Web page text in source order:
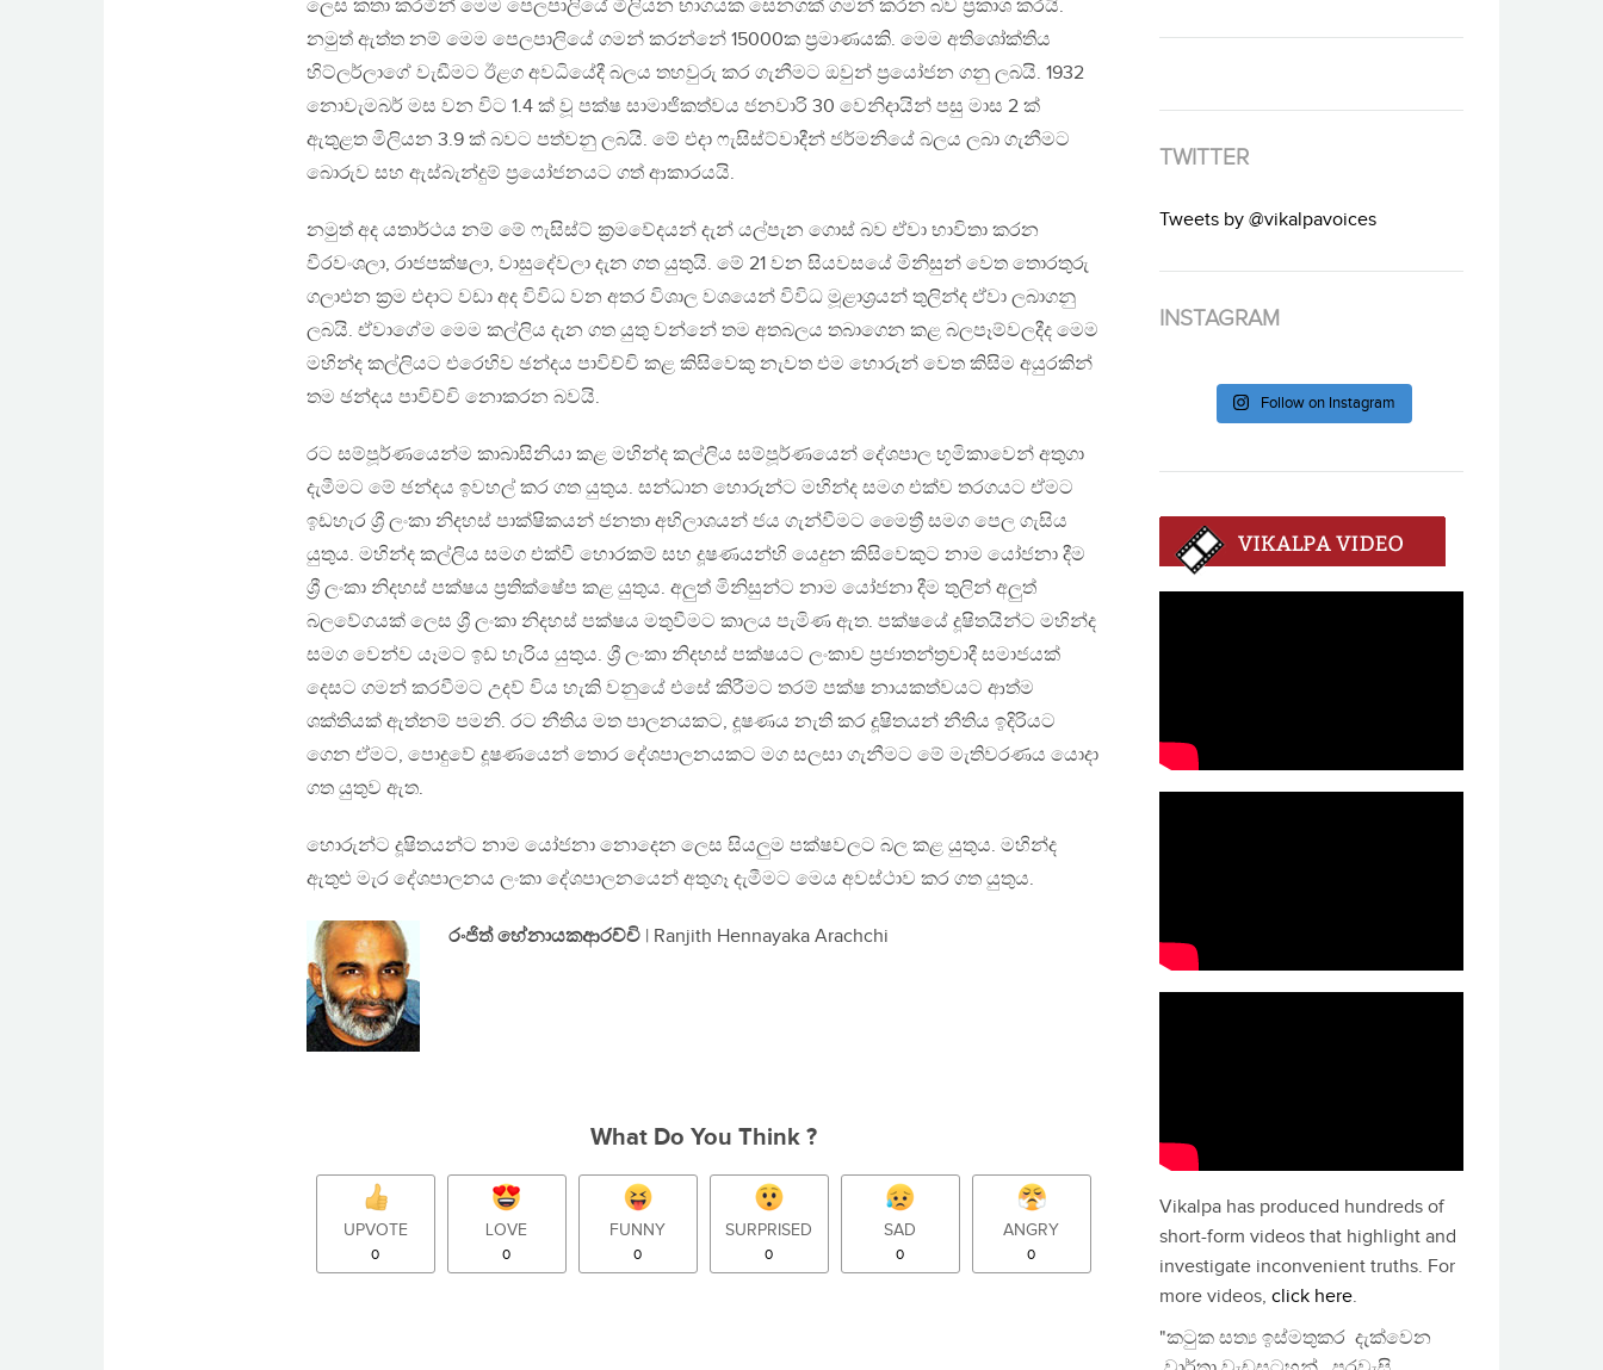
ලෙස කතා කරමින් මෙම පෙලපාලියේ මිලියන භාගයක සෙනගක් ගමන් කරන බව ප්‍රකාශ කරයි.
නමුත් ඇත්ත නම් මෙම පෙලපාලියේ ගමන් කරන්නේ 15000ක ප්‍රමාණයකි. මෙම අතිශෝක්තිය
හිට්ලර්ලාගේ වැඩීමට ඊළග අවධියේදී බලය තහවුරු කර ගැනීමට ඔවුන් ප්‍රයෝජන ගනු ලබයි. 1932
නොවැමබර් මස වන විට 1.4 ක් වූ පක්ෂ සාමාජිකත්වය ජනවාරි 30 වෙනිදායින් පසු මාස 2 ක්
ඇතුළත මිලියන 3.9 ක් බවට පත්වනු ලබයි. මේ එදා ෆැසිස්ට්වාදීන් ජර්මනියේ බලය ලබා ගැනීමට
බොරුව සහ ඇස්බැන්දුම් ප්‍රයෝජනයට ගත් ආකාරයයි.
නමුත් අද යතාර්ථය නම් මේ ෆැසිස්ට් ක්‍රමවේදයන් දැන් යල්පැන ගොස් බව ඒවා භාවිතා කරන
වීරවංශලා, රාජපක්ෂලා, වාසුදේවලා දැන ගත යුතුයි. මේ 21 වන සියවසයේ මිනිසුන් වෙත තොරතුරු
ගලාඑන ක්‍රම එදාට වඩා අද විවිධ වන අතර විශාල වශයෙන් විවිධ මූළාශ්‍රයන් තුලින්ද ඒවා ලබාගනු
ලබයි. ඒවාගේම මෙම කල්ලිය දැන ගත යුතු වන්නේ තම අතබලය තබාගෙන කළ බලපෑම්වලදීද මෙම
මහින්ද කල්ලියට එරෙහිව ඡන්දය පාවිච්චි කළ කිසිවෙකු නැවත එම හොරුන් වෙත කිසිම අයුරකින්
තම ඡන්දය පාවිච්චි නොකරන බවයි.
රට සම්පූර්ණයෙන්ම කාබාසිනියා කළ මහින්ද කල්ලිය සම්පූර්ණයෙන් දේශපාල භූමිකාවෙන් අතුගා
දැමීමට මේ ඡන්දය ඉවහල් කර ගත යුතුය. සන්ධාන හොරුන්ට මහින්ද සමග එක්ව තරගයට ඒමට
ඉඩහැර ශ්‍රී ලංකා නිදහස් පාක්ෂිකයන් ජනතා අභිලාශයන් ජය ගැන්වීමට මෛත්‍රී සමග පෙල ගැසිය
යුතුය. මහින්ද කල්ලිය සමග එක්වී හොරකම් සහ දූෂණයන්හි යෙදුන කිසිවෙකුට නාම යෝජනා දීම
ශ්‍රී ලංකා නිදහස් පක්ෂය ප්‍රතික්ෂේප කළ යුතුය. අලුත් මිනිසුන්ට නාම යෝජනා දීම තුලින් අලුත්
බලවේගයක් ලෙස ශ්‍රී ලංකා නිදහස් පක්ෂය මතුවීමට කාලය පැමිණ ඇත. පක්ෂයේ දූෂිතයින්ට මහින්ද
සමග වෙන්ව යෑමට ඉඩ හැරිය යුතුය. ශ්‍රී ලංකා නිදහස් පක්ෂයට ලංකාව ප්‍රජාතන්ත්‍රවාදී සමාජයක්
දෙසට ගමන් කරවීමට උදව් විය හැකි වනුයේ එසේ කිරීමට තරම් පක්ෂ නායකත්වයට ආත්ම
ශක්තියක් ඇත්නම් පමනි. රට නීතිය මත පාලනයකට, දූෂණය නැති කර දූෂිතයන් නීතිය ඉදිරියට
ගෙන ඒමට, පොදුවේ දූෂණයෙන් තොර දේශපාලනයකට මග සලසා ගැනීමට මේ මැතිවරණය යොදා
ගත යුතුව ඇත.
හොරුන්ට දූෂිතයන්ට නාම යෝජනා නොදෙන ලෙස සියලුම පක්ෂවලට බල කළ යුතුය. මහින්ද
ඇතුළු මැර දේශපාලනය ලංකා දේශපාලනයෙන් අතුගෑ දැමීමට මෙය අවස්ථාව කර ගත යුතුය.
රංජිත් හේනායකආරච්චි | Ranjith Hennayaka Arachchi
What Do You Think ?
UPVOTE
0
LOVE
0
FUNNY
0
SURPRISED
0
SAD
0
ANGRY
0
TWITTER
Tweets by @vikalpavoices
INSTAGRAM
Follow on Instagram
Vikalpa has produced hundreds of
short-form videos that highlight and
investigate inconvenient truths. For
more videos, click here.
"කටුක සත්‍ය ඉස්මතුකර දැක්වෙන